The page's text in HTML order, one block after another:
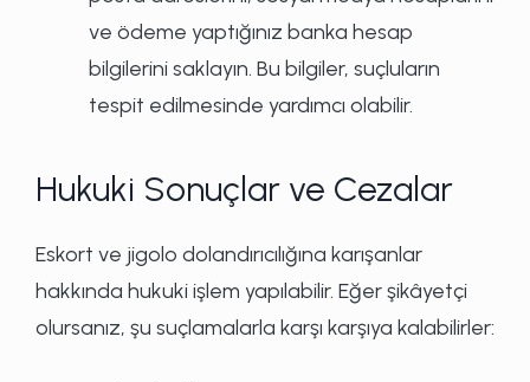
ve ödeme yaptığınız banka hesap
bilgilerini saklayın. Bu bilgiler, suçluların
tespit edilmesinde yardımcı olabilir.
Hukuki Sonuçlar ve Cezalar
Eskort ve jigolo dolandırıcılığına karışanlar
hakkında hukuki işlem yapılabilir. Eğer şikâyetçi
olursanız, şu suçlamalarla karşı karşıya kalabilirler: